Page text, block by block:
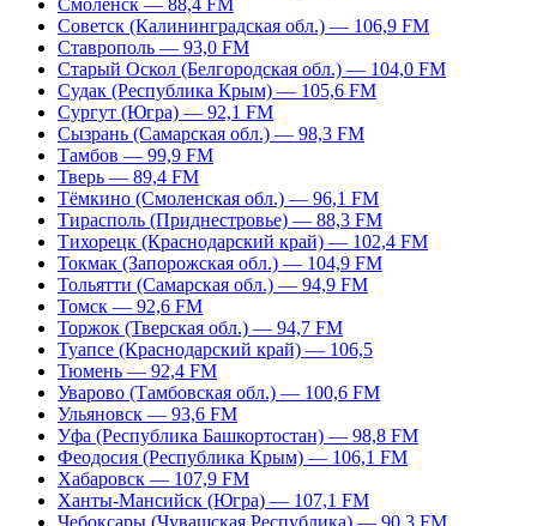
Смоленск — 88,4 FM
Советск (Калининградская обл.) — 106,9 FM
Ставрополь — 93,0 FM
Старый Оскол (Белгородская обл.) — 104,0 FM
Судак (Республика Крым) — 105,6 FM
Сургут (Югра) — 92,1 FM
Сызрань (Самарская обл.) — 98,3 FM
Тамбов — 99,9 FM
Тверь — 89,4 FM
Тёмкино (Смоленская обл.) — 96,1 FM
Тирасполь (Приднестровье) — 88,3 FM
Тихорецк (Краснодарский край) — 102,4 FM
Токмак (Запорожская обл.) — 104,9 FM
Тольятти (Самарская обл.) — 94,9 FM
Томск — 92,6 FM
Торжок (Тверская обл.) — 94,7 FM
Туапсе (Краснодарский край) — 106,5
Тюмень — 92,4 FM
Уварово (Тамбовская обл.) — 100,6 FM
Ульяновск — 93,6 FM
Уфа (Республика Башкортостан) — 98,8 FM
Феодосия (Республика Крым) — 106,1 FM
Хабаровск — 107,9 FM
Ханты-Мансийск (Югра) — 107,1 FM
Чебоксары (Чувашская Республика) — 90,3 FM